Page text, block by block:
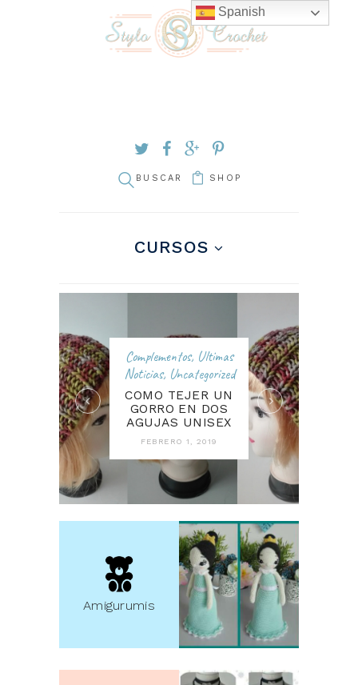
SHOP
CURSOS
Complementos, Ultimas
Noticias, Uncategorized
COMO TEJER UN
GORRO EN DOS
AGUJAS UNISEX
FEBRERO 1, 2019
Amigurumis
Spanish